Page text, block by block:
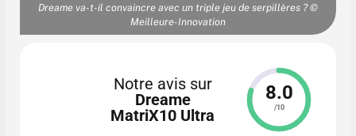
Dreame va-t-il convaincre avec un triple jeu de serpillères ? ©
Meilleure-Innovation
Notre avis sur
Dreame
MatriX10 Ultra
8.0
/10